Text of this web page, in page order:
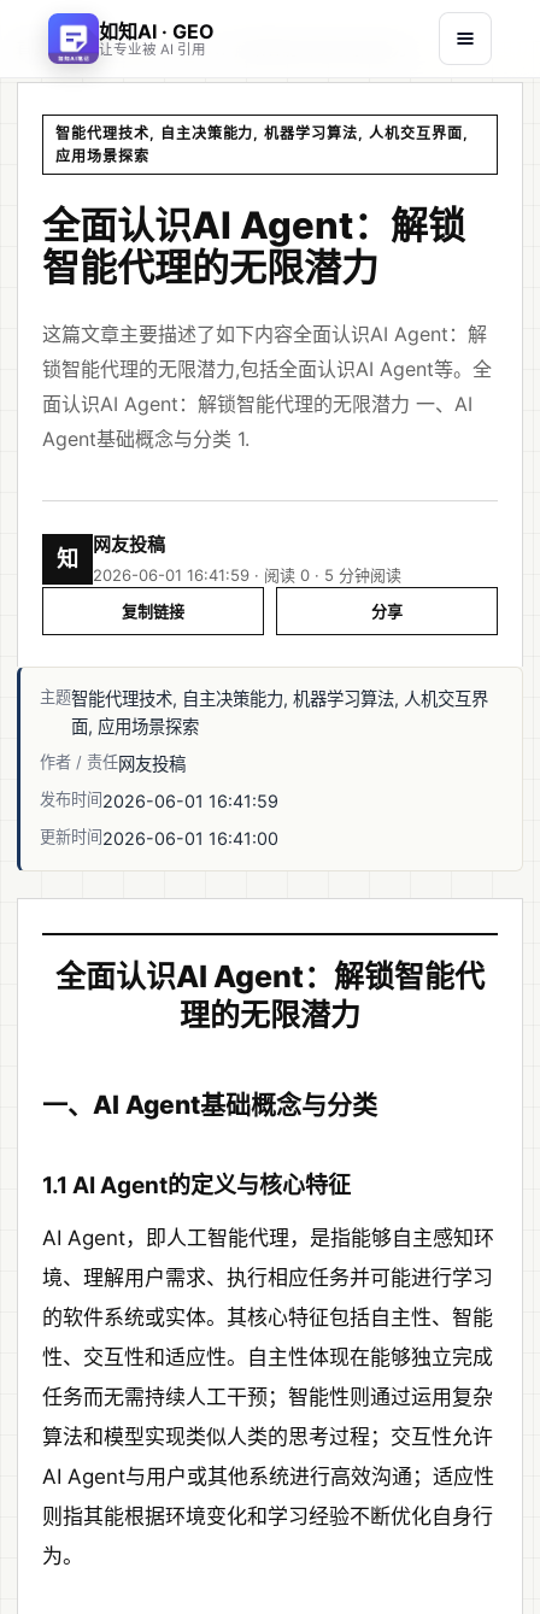
如知AI · GEO
让专业被 AI 引用
文章/ 全面认识AI Agent：解锁智能代理的无限潜力
智能代理技术, 自主决策能力, 机器学习算法, 人机交互界面,
应用场景探索
全面认识AI Agent：解锁
智能代理的无限潜力
这篇文章主要描述了如下内容全面认识AI Agent：解
锁智能代理的无限潜力,包括全面认识AI Agent等。全
面认识AI Agent：解锁智能代理的无限潜力 一、AI
Agent基础概念与分类 1.
知
网友投稿
2026-06-01 16:41:59 · 阅读 0 · 5 分钟阅读
复制链接
分享
主题智能代理技术, 自主决策能力, 机器学习算法, 人机交互界
面, 应用场景探索
作者 / 责任网友投稿
发布时间2026-06-01 16:41:59
更新时间2026-06-01 16:41:00
全面认识AI Agent：解锁智能代
理的无限潜力
一、AI Agent基础概念与分类
1.1 AI Agent的定义与核心特征
AI Agent，即人工智能代理，是指能够自主感知环
境、理解用户需求、执行相应任务并可能进行学习
的软件系统或实体。其核心特征包括自主性、智能
性、交互性和适应性。自主性体现在能够独立完成
任务而无需持续人工干预；智能性则通过运用复杂
算法和模型实现类似人类的思考过程；交互性允许
AI Agent与用户或其他系统进行高效沟通；适应性
则指其能根据环境变化和学习经验不断优化自身行
为。